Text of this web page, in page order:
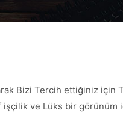
Bizi Tercih ettiğiniz için
işçilik ve Lüks bir